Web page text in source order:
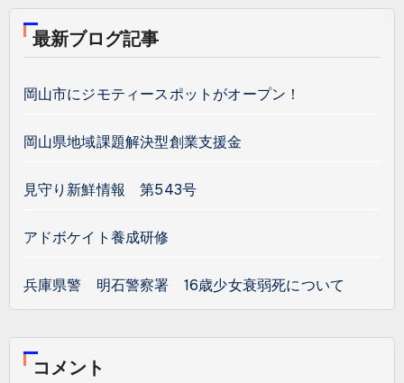
最新ブログ記事
岡山市にジモティースポットがオープン！
岡山県地域課題解決型創業支援金
見守り新鮮情報 第543号
アドボケイト養成研修
兵庫県警 明石警察署 16歳少女衰弱死について
コメント